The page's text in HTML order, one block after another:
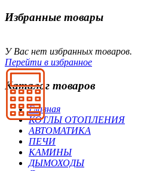
Избранные товары
У Вас нет избранных товаров.
Перейти в избранное
Каталог товаров
Главная
КОТЛЫ ОТОПЛЕНИЯ
АВТОМАТИКА
ПЕЧИ
КАМИНЫ
ДЫМОХОДЫ